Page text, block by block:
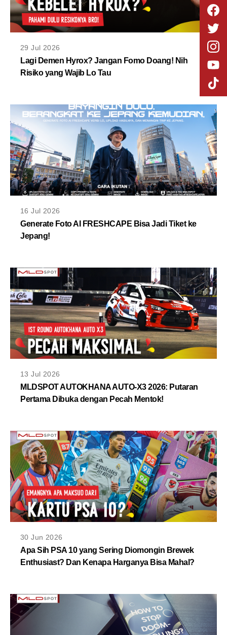
29 Jul 2026
Lagi Demen Hyrox? Jangan Fomo Doang! Nih
Risiko yang Wajib Lo Tau
16 Jul 2026
Generate Foto AI FRESHCAPE Bisa Jadi Tiket ke
Jepang!
13 Jul 2026
MLDSPOT AUTOKHANA AUTO-X3 2026: Putaran
Pertama Dibuka dengan Pecah Mentok!
30 Jun 2026
Apa Sih PSA 10 yang Sering Diomongin Brewek
Enthusiast? Dan Kenapa Harganya Bisa Mahal?